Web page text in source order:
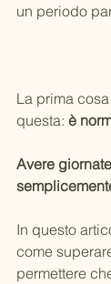
un periodo
La prima
questa: è
Avere
In questo
come
permettere